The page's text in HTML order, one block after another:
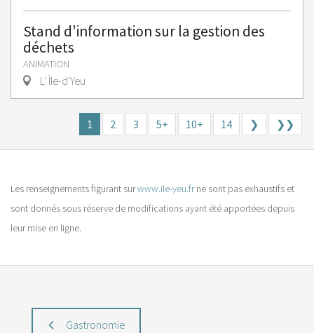
Stand d'information sur la gestion des
déchets
ANIMATION
L' Île-d'Yeu
1 2 3 5+ 10+ 14 ❯ ❯❯
Les renseignements figurant surwww.ile-yeu.frne sont pas exhaustifs et
sont donnés sous réserve de modifications ayant été apportées depuis
leur mise en ligne.
Gastronomie